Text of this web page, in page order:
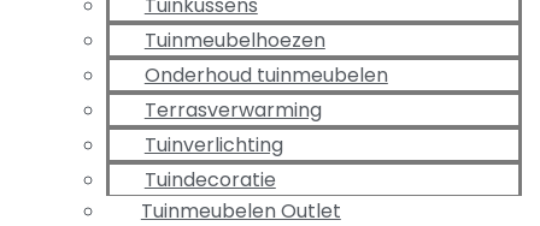
Tuinmeubelhoezen
Onderhoud tuinmeubelen
Terrasverwarming
Tuinverlichting
Tuindecoratie
Tuinmeubelen Outlet